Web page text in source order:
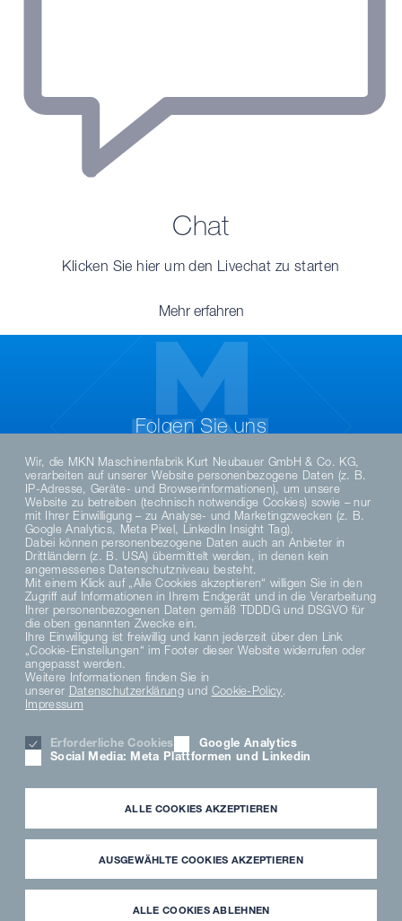
Chat
Klicken Sie hier um den Livechat zu starten
Mehr erfahren
Folgen Sie uns
DE
DATENSCHUTZHINWEISE
DATENSCHUTZERKLÄRUNG SOCIAL MEDIA
DATENSCHUTZERKLÄRUNG
HINWEISGEBERSYSTEM
COOKIE EINSTELLUNGEN
NEWSLETTER
DOWNLOAD
Wir, die MKN Maschinenfabrik Kurt Neubauer GmbH & Co. KG,
verarbeiten auf unserer Website personenbezogene Daten (z. B.
IP-Adresse, Geräte- und Browserinformationen), um unsere
Website zu betreiben (technisch notwendige Cookies) sowie – nur
mit Ihrer Einwilligung – zu Analyse- und Marketingzwecken (z. B.
Google Analytics, Meta Pixel, LinkedIn Insight Tag).
Dabei können personenbezogene Daten auch an Anbieter in
Drittländern (z. B. USA) übermittelt werden, in denen kein
angemessenes Datenschutzniveau besteht.
Mit einem Klick auf „Alle Cookies akzeptieren“ willigen Sie in den
Zugriff auf Informationen in Ihrem Endgerät und in die Verarbeitung
Ihrer personenbezogenen Daten gemäß TDDDG und DSGVO für
die oben genannten Zwecke ein.
Ihre Einwilligung ist freiwillig und kann jederzeit über den Link
„Cookie-Einstellungen“ im Footer dieser Website widerrufen oder
angepasst werden.
Weitere Informationen finden Sie in
unserer Datenschutzerklärungund Cookie-Policy.
Impressum
Erforderliche Cookies
Google Analytics
Social Media: Meta Plattformen und Linkedin
ALLE COOKIES AKZEPTIEREN
AUSGEWÄHLTE COOKIES AKZEPTIEREN
ALLE COOKIES ABLEHNEN